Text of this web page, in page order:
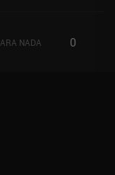
NADA 0